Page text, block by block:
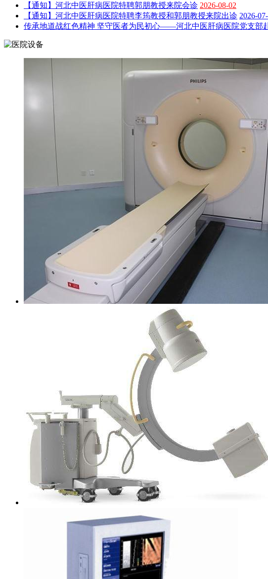
【通知】河北中医肝病医院特聘郭朋教授来院会诊 2026-08-02
【通知】河北中医肝病医院特聘李筠教授和郭朋教授来院出诊 2026-
传承地道战红色精神 坚守医者为民初心——河北中医肝病医院党支部